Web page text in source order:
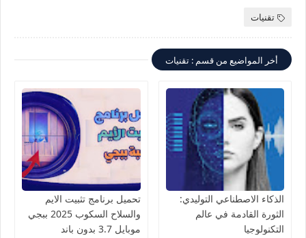
تقنيات
أخر المواضيع من قسم : تقنيات
الذكاء الاصطناعي التوليدي:
الثورة القادمة في عالم
التكنولوجيا
تحميل برنامج تثبيت الايم
والسلاح السكوب 2025 ببجي
موبايل 3.7 بدون باند